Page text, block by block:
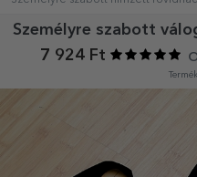
Személyre szabott
7 924 Ft